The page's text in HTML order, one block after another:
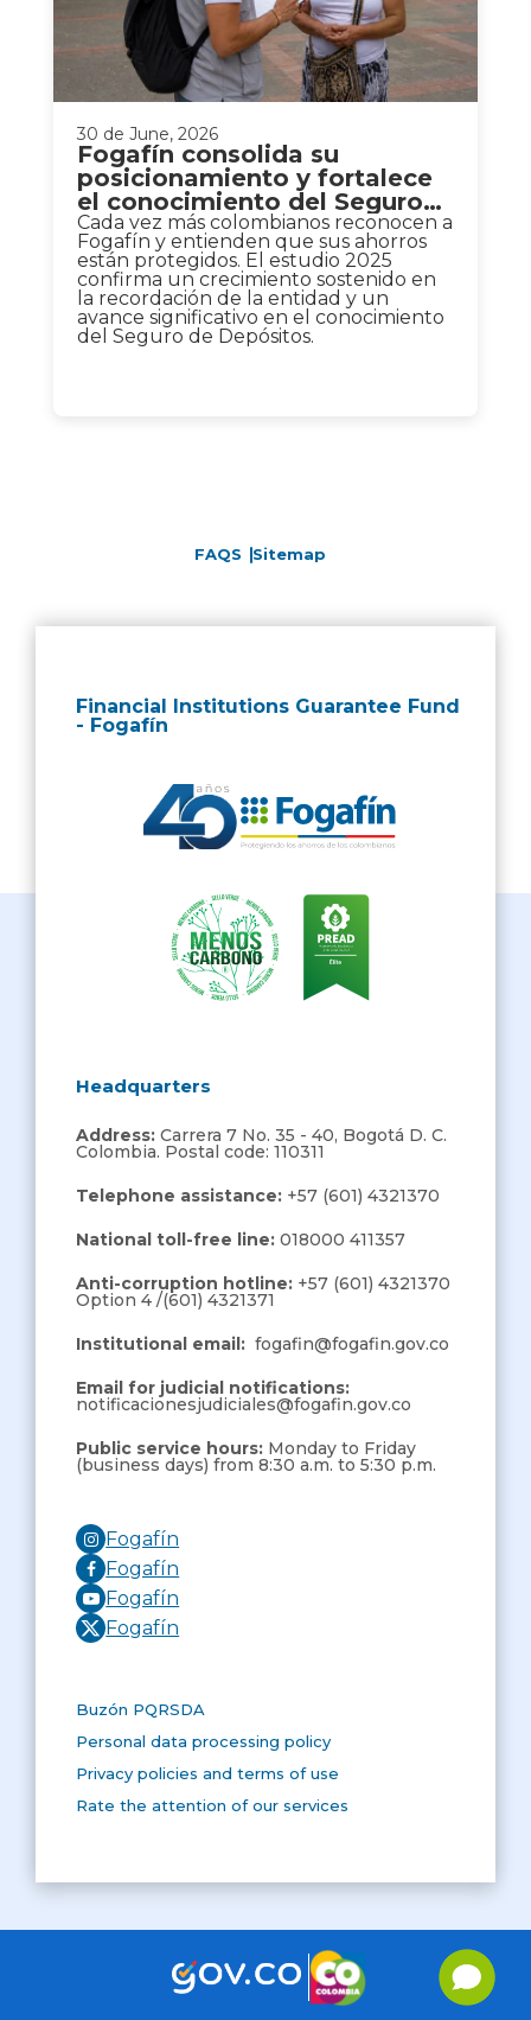
30 de June, 2026
Fogafín consolida su
posicionamiento y fortalece
el conocimiento del Seguro
de Depósitos en Colombia
Cada vez más colombianos reconocen a
Fogafín y entienden que sus ahorros
están protegidos. El estudio 2025
confirma un crecimiento sostenido en
la recordación de la entidad y un
avance significativo en el conocimiento
del Seguro de Depósitos.
FAQS Sitemap
Financial Institutions Guarantee Fund
- Fogafín
Headquarters
Address:Carrera 7 No. 35 - 40, Bogotá D. C.
Colombia. Postal code: 110311
Telephone assistance: +57 (601) 4321370
National toll-free line: 018000 411357
Anti-corruption hotline: +57 (601) 4321370
Option 4 /(601) 4321371
Institutional email: fogafin@fogafin.gov.co
Email for judicial notifications:
notificacionesjudiciales@fogafin.gov.co
Public service hours: Monday to Friday
(business days) from 8:30 a.m. to 5:30 p.m.
Fogafín
Fogafín
Fogafín
Fogafín
Buzón PQRSDA
Personal data processing policy
Privacy policies and terms of use
Rate the attention of our services